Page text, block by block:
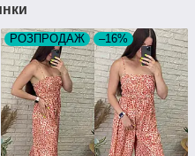
РОЗПРОДАЖ –16%